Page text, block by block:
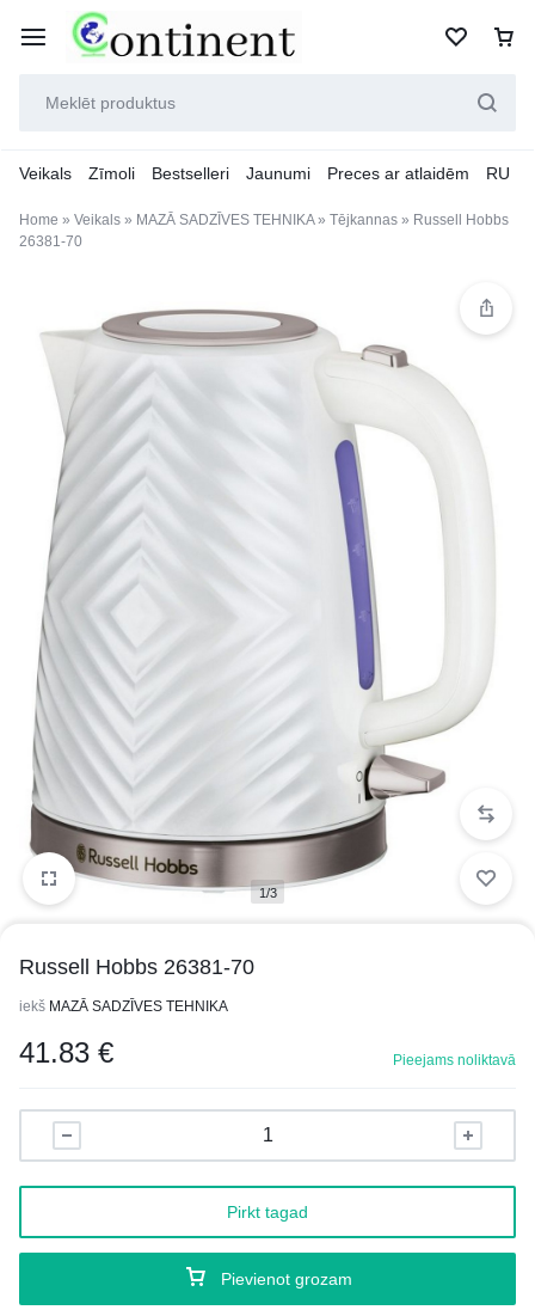
Veikals Zīmoli Bestselleri Jaunumi Preces ar atlaidēm RU
Home » Veikals » MAZĀ SADZĪVES TEHNIKA» Tējkannas » Russell Hobbs
26381-70
1/3
Russell Hobbs 26381-70
iekš MAZĀ SADZĪVES TEHNIKA
41.83 € Pieejams noliktavā
Pievienot grozam
Pirkt tagad